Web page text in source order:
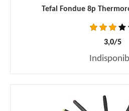
Tefal Fondue 8p
3,0/5